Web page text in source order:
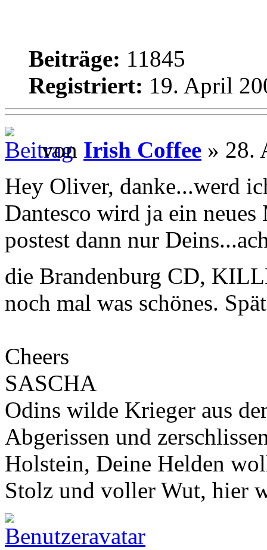
Beiträge: 11845
Registriert: 19. April
von Irish Coffee » 28.
Hey Oliver, danke...werd
Dantesco wird ja ein
postest dann nur
die Brandenburg CD,
noch mal was schönes.
Cheers
SASCHA
Odins wilde Krieger aus
Abgerissen und
Holstein, Deine Helden
Stolz und voller Wut, hier